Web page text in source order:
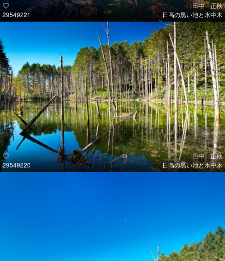
29549221
田中 正秋
日高の黒い池と水中木
29549220
田中 正秋
日高の黒い池と水中木